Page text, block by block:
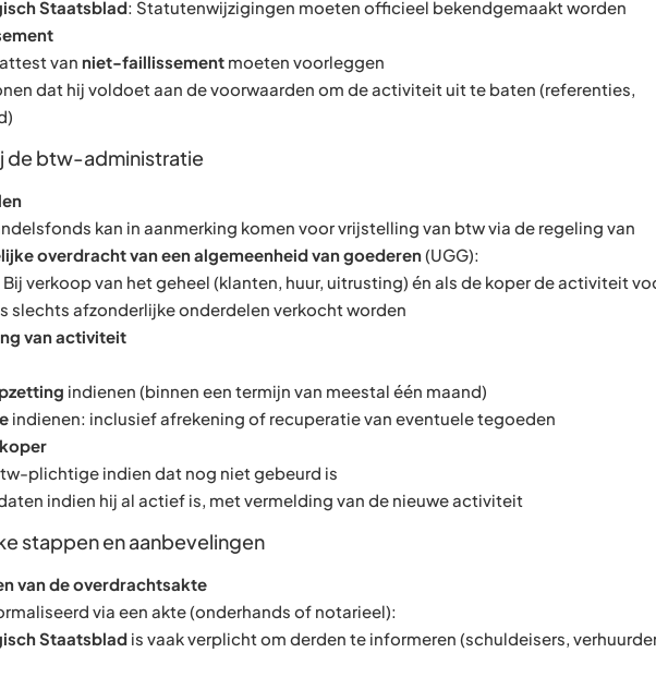
Staatsblad: Statutenwijzigingen moeten officieel bekendgemaakt worden
van niet-faillissement moeten voorleggen
dat hij voldoet aan de voorwaarden om de activiteit uit te baten (referenties,
de btw-administratie
kan in aanmerking komen voor vrijstelling van btw via de regeling van
overdracht van een algemeenheid van goederen(UGG):
Bij verkoop van het geheel (klanten, huur, uitrusting) én als de koper de activiteit
slechts afzonderlijke onderdelen verkocht worden
van activiteit
indienen (binnen een termijn van meestal één maand)
indienen: inclusief afrekening of recuperatie van eventuele tegoeden
plichtige indien dat nog niet gebeurd is
indien hij al actief is, met vermelding van de nieuwe activiteit
stappen en aanbevelingen
van de overdrachtsakte
via een akte (onderhands of notarieel):
Staatsblad is vaak verplicht om derden te informeren (schuldeisers,